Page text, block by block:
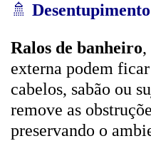
🚿
Ralos de banheiro,
externa podem
cabelos, sabão ou
remove as
preservando o